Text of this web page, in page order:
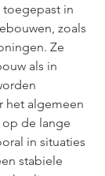
toegepast in
zoals
Ze
als in
het algemeen
op de lange
in situaties
stabiele